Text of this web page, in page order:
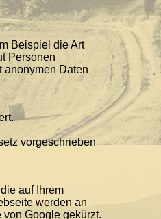
Beispiel die Art
Personen
anonymen Daten
vorgeschrieben
auf Ihrem
werden an
Google gekürzt.